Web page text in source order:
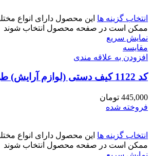
انتخاب گزینه ها این محصول دارای انواع
ممکن است در صفحه محصول انتخاب شوند
نمایش سریع
مقايسه
افزودن به علاقه مندی
کد 1122 کیف دستی (لوازم آرایش) طرح برند
445,000 تومان
فروخته شده
انتخاب گزینه ها این محصول دارای انواع
ممکن است در صفحه محصول انتخاب شوند